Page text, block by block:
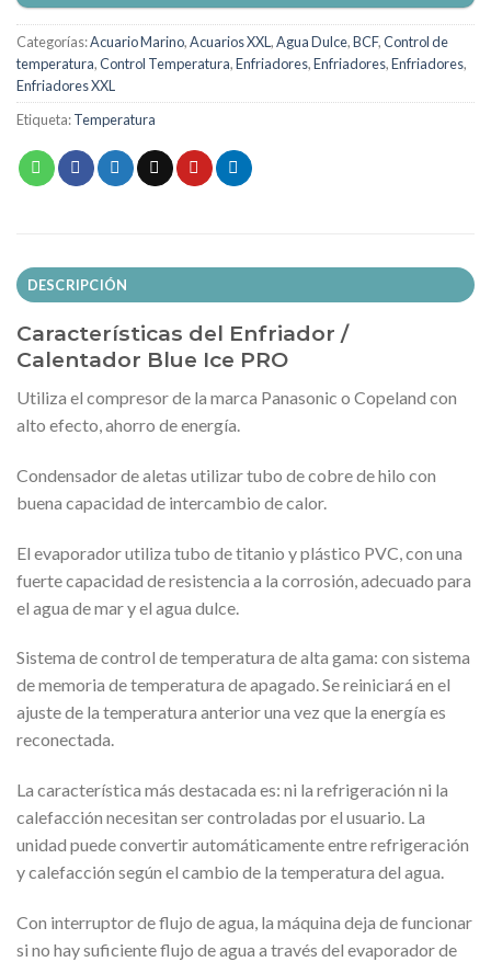
Categorías:Acuario Marino,Acuarios XXL,Agua Dulce,BCF,Control de
temperatura,Control Temperatura,Enfriadores,Enfriadores,Enfriadores,
Enfriadores XXL
Etiqueta:Temperatura
DESCRIPCIÓN
Características del Enfriador /
Calentador Blue Ice PRO
Utiliza el compresor de la marca Panasonic o Copeland con
alto efecto, ahorro de energía.
Condensador de aletas utilizar tubo de cobre de hilo con
buena capacidad de intercambio de calor.
El evaporador utiliza tubo de titanio y plástico PVC, con una
fuerte capacidad de resistencia a la corrosión, adecuado para
el agua de mar y el agua dulce.
Sistema de control de temperatura de alta gama: con sistema
de memoria de temperatura de apagado. Se reiniciará en el
ajuste de la temperatura anterior una vez que la energía es
reconectada.
La característica más destacada es: ni la refrigeración ni la
calefacción necesitan ser controladas por el usuario. La
unidad puede convertir automáticamente entre refrigeración
y calefacción según el cambio de la temperatura del agua.
Con interruptor de flujo de agua, la máquina deja de funcionar
si no hay suficiente flujo de agua a través del evaporador de